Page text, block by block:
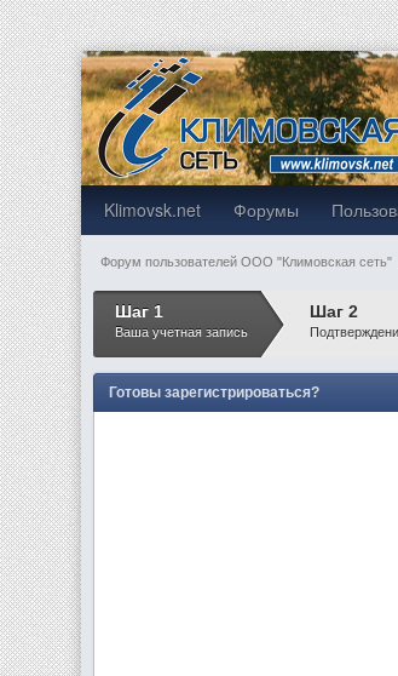
Klimovsk.net Форумы
Форум пользователей ООО "Климовская сеть"
Шаг 1
Ваша учетная запись
Шаг 2
Готовы зарегистрироваться?